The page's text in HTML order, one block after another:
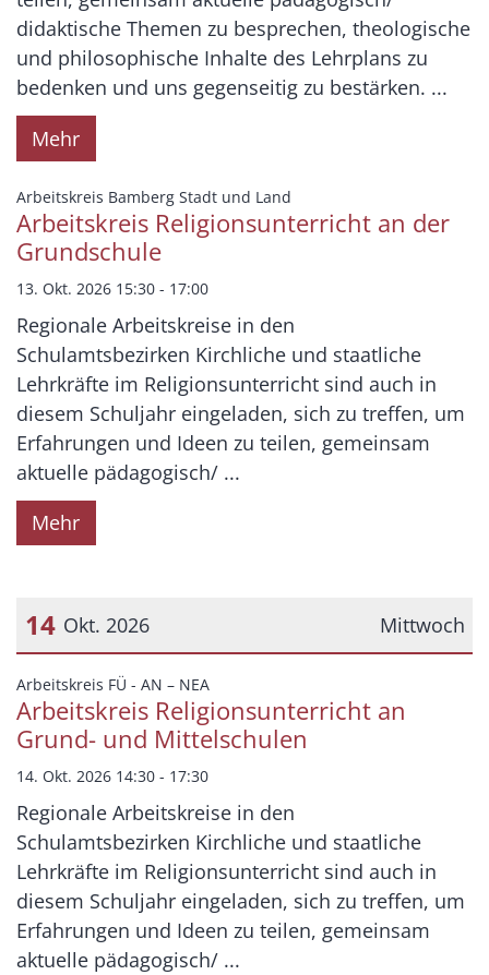
didaktische Themen zu besprechen, theologische
und philosophische Inhalte des Lehrplans zu
bedenken und uns gegenseitig zu bestärken. ...
Mehr
Arbeitskreis Bamberg Stadt und Land
Arbeitskreis Religionsunterricht an der
Grundschule
13. Okt. 2026 15:30 - 17:00
Regionale Arbeitskreise in den
Schulamtsbezirken Kirchliche und staatliche
Lehrkräfte im Religionsunterricht sind auch in
diesem Schuljahr eingeladen, sich zu treffen, um
Erfahrungen und Ideen zu teilen, gemeinsam
aktuelle pädagogisch/ ...
Mehr
Mittwoch
14 Okt. 2026
Datum: 14. Oktober 2026
Arbeitskreis FÜ - AN – NEA:
Arbeitskreis Religionsunterricht an
Grund- und Mittelschulen
14. Okt. 2026 14:30 - 17:30
Regionale Arbeitskreise in den
Schulamtsbezirken Kirchliche und staatliche
Lehrkräfte im Religionsunterricht sind auch in
diesem Schuljahr eingeladen, sich zu treffen, um
Erfahrungen und Ideen zu teilen, gemeinsam
aktuelle pädagogisch/ ...